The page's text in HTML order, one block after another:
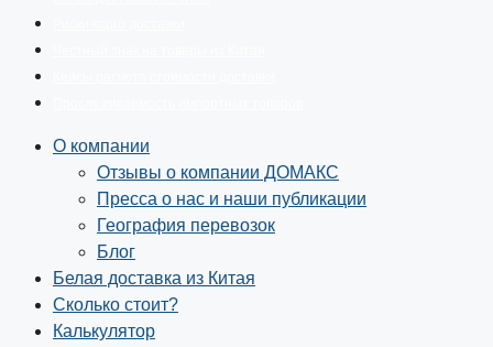
О компании
Отзывы о компании ДОМАКС
Пресса о нас и наши публикации
География перевозок
Блог
Белая доставка из Китая
Сколько стоит?
Калькулятор